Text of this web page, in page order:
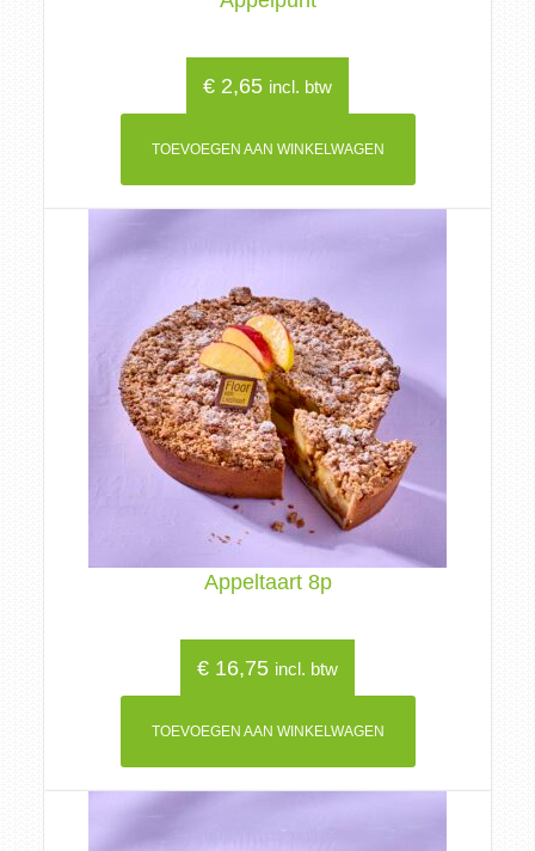
€ 2,65 incl. btw
TOEVOEGEN AAN WINKELWAGEN
Appeltaart 8p
€ 16,75 incl. btw
TOEVOEGEN AAN WINKELWAGEN